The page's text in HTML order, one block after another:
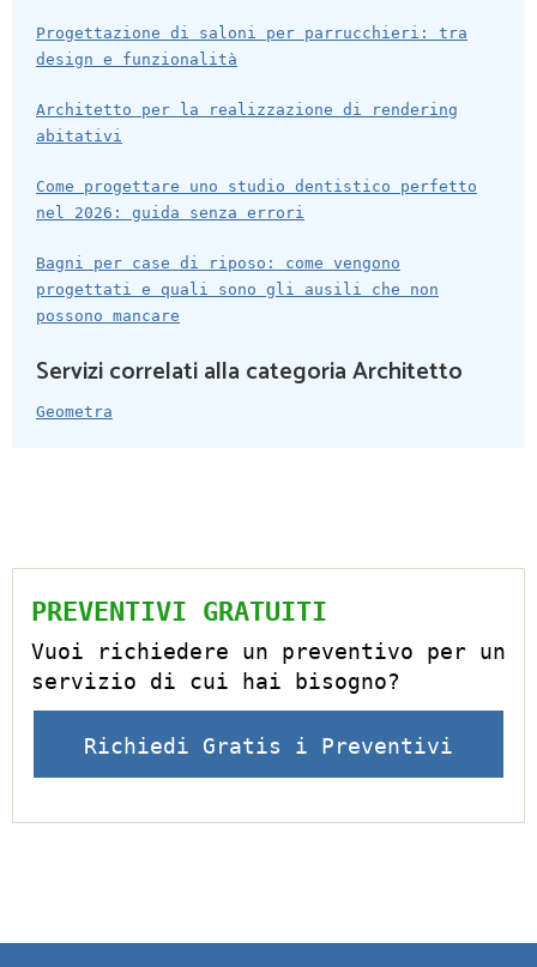
Progettazione di saloni per parrucchieri: tra
design e funzionalità
Architetto per la realizzazione di rendering
abitativi
Come progettare uno studio dentistico perfetto
nel 2026: guida senza errori
Bagni per case di riposo: come vengono
progettati e quali sono gli ausili che non
possono mancare
Servizi correlati alla categoria Architetto
Geometra
PREVENTIVI GRATUITI
Vuoi richiedere un preventivo per un
servizio di cui hai bisogno?
Richiedi Gratis i Preventivi